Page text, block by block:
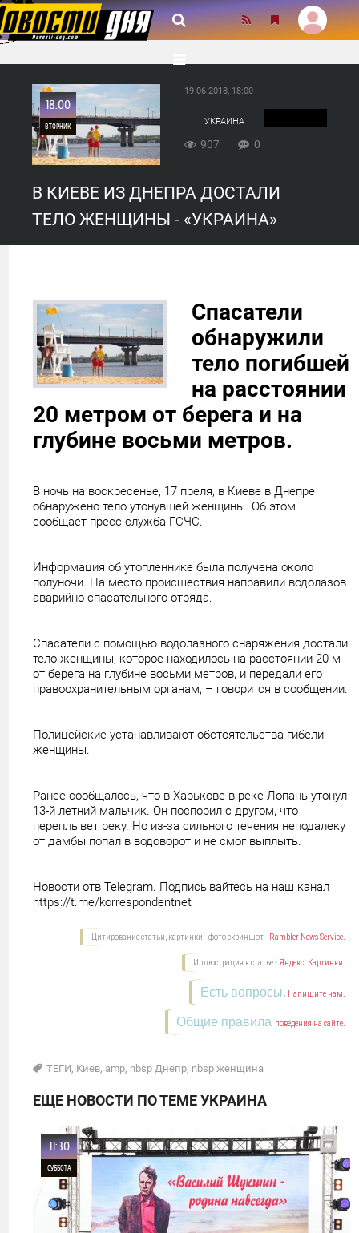
18:00
ВТОРНИК
0
907
19-06-2018, 18:00
УКРАИНА
907 0
В КИЕВЕ ИЗ ДНЕПРА ДОСТАЛИ
ТЕЛО ЖЕНЩИНЫ - «УКРАИНА»
Спасатели
обнаружили
тело погибшей
на расстоянии
20 метром от берега и на
глубине восьми метров.
В ночь на воскресенье, 17 преля, в Киеве в Днепре
обнаружено тело утонувшей женщины. Об этом
сообщает пресс-служба ГСЧС.
Информация об утопленнике была получена около
полуночи. На место происшествия направили водолазов
аварийно-спасательного отряда.
Спасатели с помощью водолазного снаряжения достали
тело женщины, которое находилось на расстоянии 20 м
от берега на глубине восьми метров, и передали его
правоохранительным органам, – говорится в сообщении.
Полицейские устанавливают обстоятельства гибели
женщины.
Ранее сообщалось, что в Харькове в реке Лопань утонул
13-й летний мальчик. Он поспорил с другом, что
переплывет реку. Но из-за сильного течения неподалеку
от дамбы попал в водоворот и не смог выплыть.
Новости отв Telegram. Подписывайтесь на наш канал
https://t.me/korrespondentnet
Цитирование статьи, картинки - фото скриншот - Rambler News Service.
Иллюстрация к статье - Яндекс. Картинки.
Есть вопросы. Напишите нам.
Общие правила поведения на сайте.
ТЕГИ, Киев, amp, nbsp Днепр, nbsp женщина
ЕЩЕ НОВОСТИ ПО ТЕМЕ УКРАИНА
11:30
СУББОТА
0